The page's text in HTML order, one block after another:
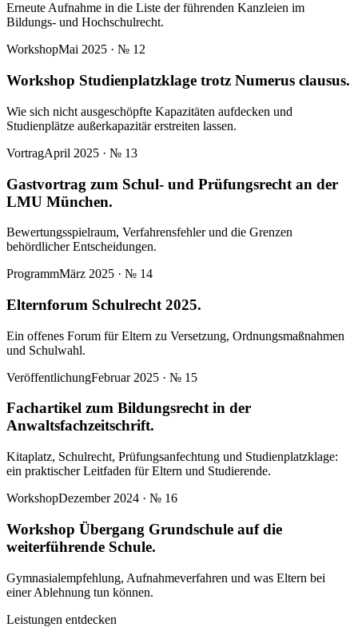
Erneute Aufnahme in die Liste der führenden Kanzleien im
Bildungs- und Hochschulrecht.
WorkshopMai 2025 · № 12
Workshop Studienplatzklage trotz Numerus clausus.
Wie sich nicht ausgeschöpfte Kapazitäten aufdecken und
Studienplätze außerkapazitär erstreiten lassen.
VortragApril 2025 · № 13
Gastvortrag zum Schul- und Prüfungsrecht an der
LMU München.
Bewertungsspielraum, Verfahrensfehler und die Grenzen
behördlicher Entscheidungen.
ProgrammMärz 2025 · № 14
Elternforum Schulrecht 2025.
Ein offenes Forum für Eltern zu Versetzung, Ordnungsmaßnahmen
und Schulwahl.
VeröffentlichungFebruar 2025 · № 15
Fachartikel zum Bildungsrecht in der
Anwaltsfachzeitschrift.
Kitaplatz, Schulrecht, Prüfungsanfechtung und Studienplatzklage:
ein praktischer Leitfaden für Eltern und Studierende.
WorkshopDezember 2024 · № 16
Workshop Übergang Grundschule auf die
weiterführende Schule.
Gymnasialempfehlung, Aufnahmeverfahren und was Eltern bei
einer Ablehnung tun können.
Leistungen entdecken